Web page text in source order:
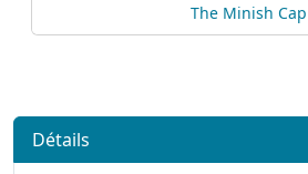
The Minish Cap
Détails